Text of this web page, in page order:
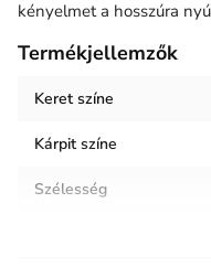
kényelmet a hosszúra
Termékjellemzők
Keret színe
Kárpit színe
Szélesség